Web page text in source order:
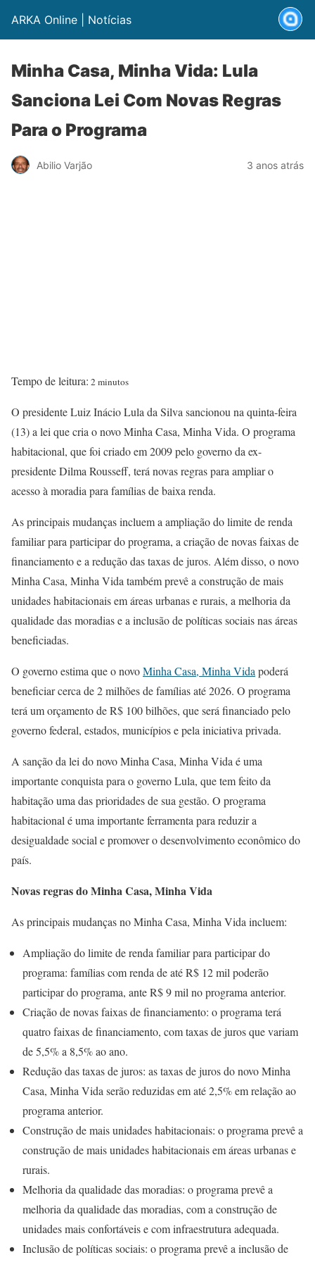
ARKA Online | Notícias
Minha Casa, Minha Vida: Lula
Sanciona Lei Com Novas Regras
Para o Programa
Abilio Varjão 3 anos atrás
Tempo de leitura: 2 minutos
O presidente Luiz Inácio Lula da Silva sancionou na quinta-feira
(13) a lei que cria o novo Minha Casa, Minha Vida. O programa
habitacional, que foi criado em 2009 pelo governo da ex-
presidente Dilma Rousseff, terá novas regras para ampliar o
acesso à moradia para famílias de baixa renda.
As principais mudanças incluem a ampliação do limite de renda
familiar para participar do programa, a criação de novas faixas de
financiamento e a redução das taxas de juros. Além disso, o novo
Minha Casa, Minha Vida também prevê a construção de mais
unidades habitacionais em áreas urbanas e rurais, a melhoria da
qualidade das moradias e a inclusão de políticas sociais nas áreas
beneficiadas.
O governo estima que o novoMinha Casa, Minha Vida poderá
beneficiar cerca de 2 milhões de famílias até 2026. O programa
terá um orçamento de R$ 100 bilhões, que será financiado pelo
governo federal, estados, municípios e pela iniciativa privada.
A sanção da lei do novo Minha Casa, Minha Vida é uma
importante conquista para o governo Lula, que tem feito da
habitação uma das prioridades de sua gestão. O programa
habitacional é uma importante ferramenta para reduzir a
desigualdade social e promover o desenvolvimento econômico do
país.
Novas regras do Minha Casa, Minha Vida
As principais mudanças no Minha Casa, Minha Vida incluem:
Ampliação do limite de renda familiar para participar do
programa: famílias com renda de até R$ 12 mil poderão
participar do programa, ante R$ 9 mil no programa anterior.
Criação de novas faixas de financiamento: o programa terá
quatro faixas de financiamento, com taxas de juros que variam
de 5,5% a 8,5% ao ano.
Redução das taxas de juros: as taxas de juros do novo Minha
Casa, Minha Vida serão reduzidas em até 2,5% em relação ao
programa anterior.
Construção de mais unidades habitacionais: o programa prevê a
construção de mais unidades habitacionais em áreas urbanas e
rurais.
Melhoria da qualidade das moradias: o programa prevê a
melhoria da qualidade das moradias, com a construção de
unidades mais confortáveis e com infraestrutura adequada.
Inclusão de políticas sociais: o programa prevê a inclusão de